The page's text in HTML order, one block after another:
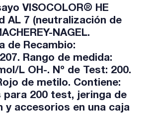
VISOCOLOR® HE
AL 7 (neutralización de
NAGEL.
de Recambio:
Rango de medida:
L OH-. Nº de Test: 200.
de metilo. Contiene:
para 200 test, jeringa de
y accesorios en una caja